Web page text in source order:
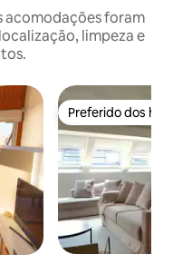
acomodações foram
limpeza e
Preferido dos
Preferido dos